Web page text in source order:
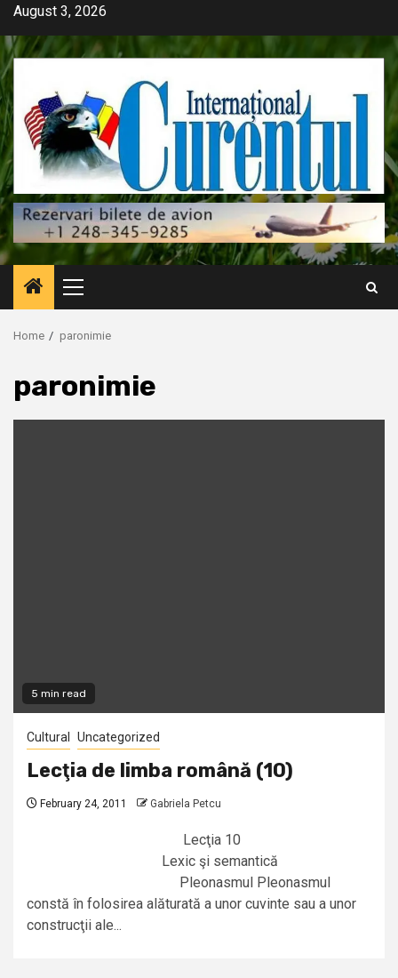
Skip
content
August 3, 2026
Primary
Menu
Home paronimie
paronimie
5 min read
Cultural Uncategorized
Lecţia de limba română (10)
February 24, 2011 Gabriela Petcu
Lecţia 10
Lexic şi semantică
Pleonasmul Pleonasmul
constă în folosirea alăturată a unor cuvinte sau a unor
construcţii ale...